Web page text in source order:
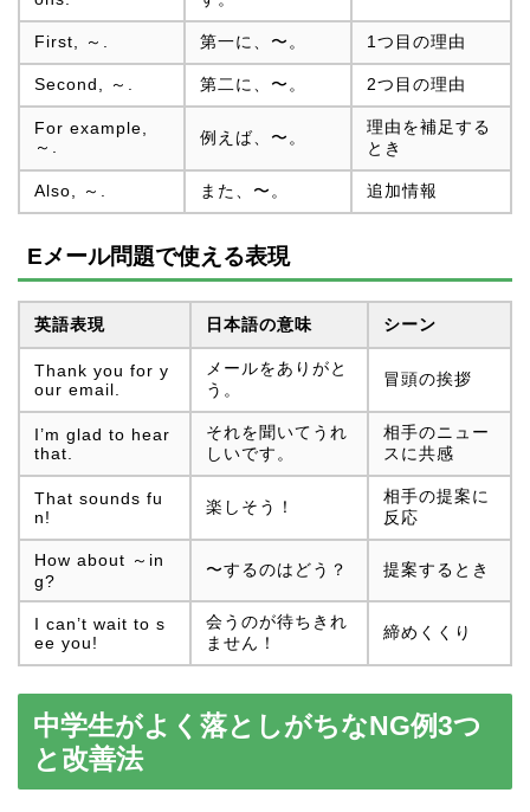
First, ～. 第一に、〜。 1つ目の理由
Second, ～. 第二に、〜。 2つ目の理由
For example,
～.
例えば、〜。
理由を補足する
とき
Also, ～. また、〜。 追加情報
Eメール問題で使える表現
英語表現 日本語の意味 シーン
Thank you for y
our email.
メールをありがと
う。
冒頭の挨拶
I’m glad to hear
that.
それを聞いてうれ
しいです。
相手のニュー
スに共感
That sounds fu
n!
楽しそう！
相手の提案に
反応
How about ～in
g?
〜するのはどう？ 提案するとき
I can’t wait to s
ee you!
会うのが待ちきれ
ません！
締めくくり
中学生がよく落としがちなNG例3つ
と改善法